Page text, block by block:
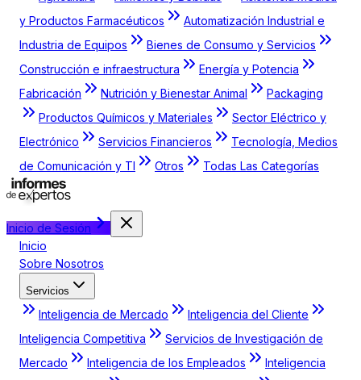
y Productos Farmacéuticos
Automatización Industrial e
Industria de Equipos
Bienes de Consumo y Servicios
Construcción e infraestructura
Energía y Potencia
Fabricación
Nutrición y Bienestar Animal
Packaging
Productos Químicos y Materiales
Sector Eléctrico y
Electrónico
Servicios Financieros
Tecnología, Medios
de Comunicación y TI
Otros Todas Las Categorías
Inicio de Sesión
Inicio
Sobre Nosotros
Servicios
Inteligencia de Mercado
Inteligencia del Cliente
Inteligencia Competitiva
Servicios de Investigación de
Mercado
Inteligencia de los Empleados
Inteligencia